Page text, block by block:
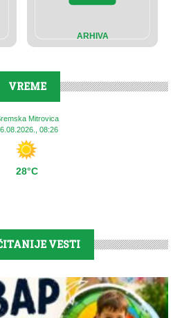
ARHIVA
VREME
Mitrovica
08:26
28°C
VESTI